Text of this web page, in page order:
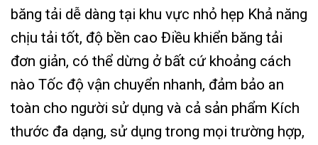
băng tải dễ dàng tại khu vực nhỏ hẹp Khả năng
chịu tải tốt, độ bền cao Điều khiển băng tải
đơn giản, có thể dừng ở bất cứ khoảng cách
nào Tốc độ vận chuyển nhanh, đảm bảo an
toàn cho người sử dụng và cả sản phẩm Kích
thước đa dạng, sử dụng trong mọi trường hợp,